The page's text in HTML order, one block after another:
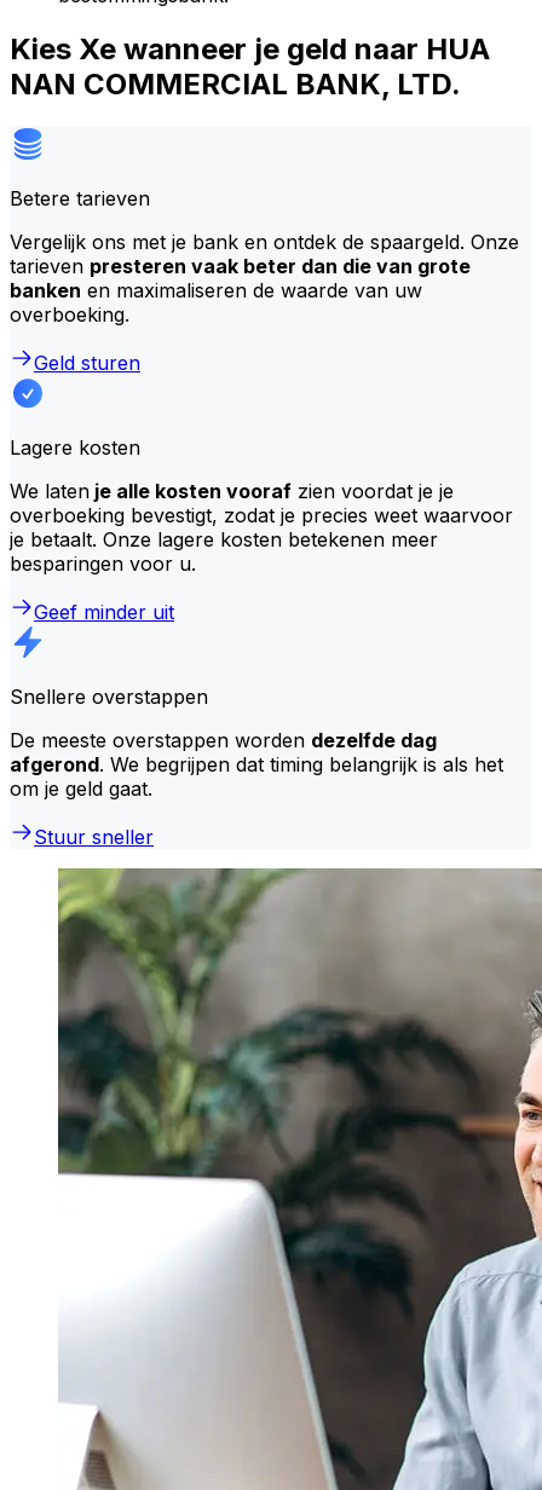
Kies Xe wanneer je geld naar HUA
NAN COMMERCIAL BANK, LTD.
Betere tarieven
Vergelijk ons met je bank en ontdek de spaargeld. Onze
tarieven presteren vaak beter dan die van grote
banken en maximaliseren de waarde van uw
overboeking.
Geld sturen
Lagere kosten
We laten je alle kosten vooraf zien voordat je je
overboeking bevestigt, zodat je precies weet waarvoor
je betaalt. Onze lagere kosten betekenen meer
besparingen voor u.
Geef minder uit
Snellere overstappen
De meeste overstappen worden dezelfde dag
afgerond. We begrijpen dat timing belangrijk is als het
om je geld gaat.
Stuur sneller